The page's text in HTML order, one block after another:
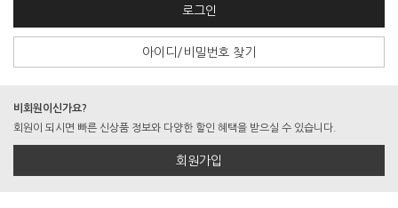
로그인
아이디/비밀번호 찾기
비회원이신가요?
회원이 되시면 빠른 신상품 정보와 다양한 할인 혜택을 받으실 수 있습니다.
회원가입